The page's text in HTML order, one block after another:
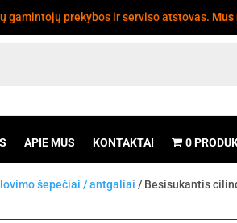
gamintojų prekybos ir serviso atstovas. Mus
APIE MUS KONTAKTAI 0
šepečiai / antgaliai / Besisukantis